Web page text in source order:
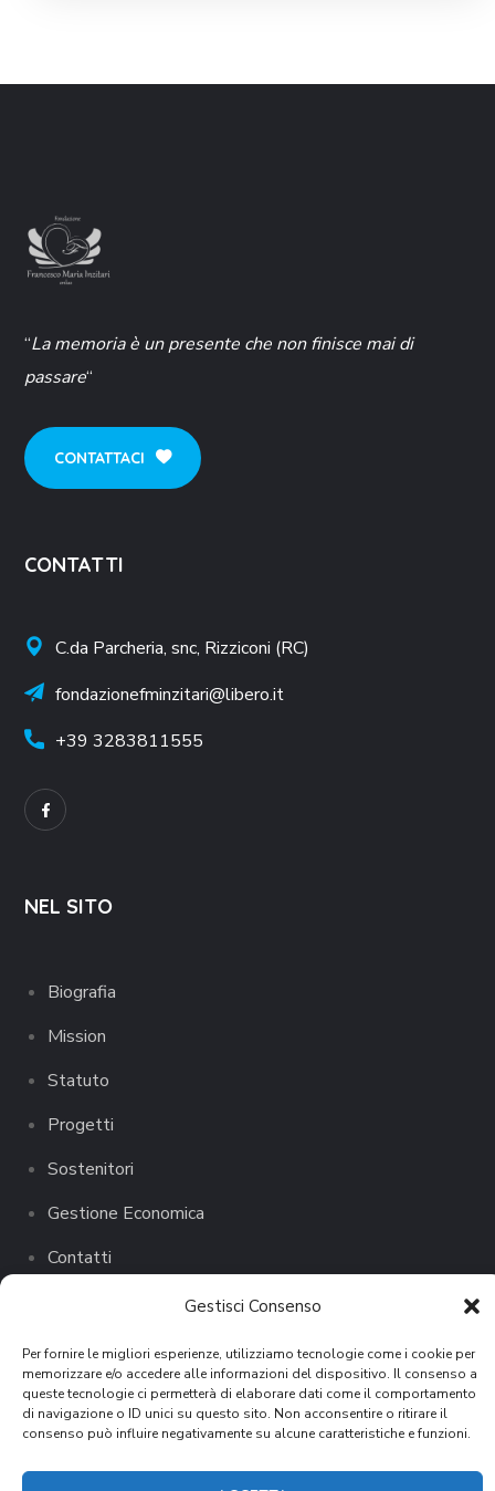
Gestisci Consenso
Per fornire le migliori esperienze, utilizziamo tecnologie come i cookie per
memorizzare e/o accedere alle informazioni del dispositivo. Il consenso a
queste tecnologie ci permetterà di elaborare dati come il comportamento
di navigazione o ID unici su questo sito. Non acconsentire o ritirare il
consenso può influire negativamente su alcune caratteristiche e funzioni.
“La memoria è un presente che non finisce mai di
passare“
CONTATTACI
CONTATTI
C.da Parcheria, snc, Rizziconi (RC)
fondazionefminzitari@libero.it
+393283811555
NEL SITO
Biografia
Mission
Statuto
Progetti
Sostenitori
Gestione Economica
Contatti
Cookie Policy
Copyright © 2025 | Developed with love by